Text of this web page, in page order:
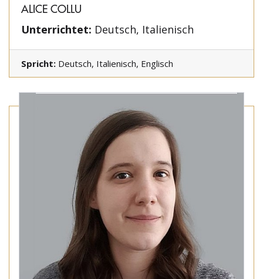
ALICE COLLU
Unterrichtet: Deutsch, Italienisch
Spricht: Deutsch, Italienisch, Englisch